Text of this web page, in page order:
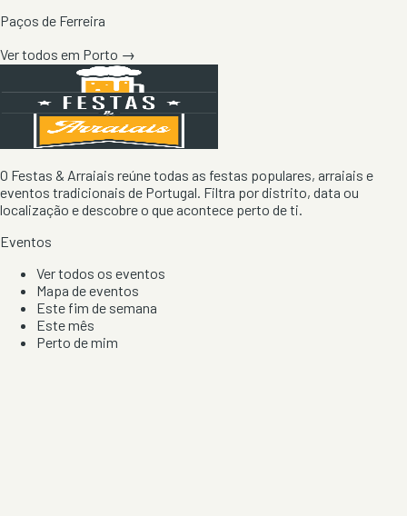
Paços de Ferreira
Ver todos em Porto →
O Festas & Arraiais reúne todas as festas populares, arraiais e
eventos tradicionais de Portugal. Filtra por distrito, data ou
localização e descobre o que acontece perto de ti.
Eventos
Ver todos os eventos
Mapa de eventos
Este fim de semana
Este mês
Perto de mim